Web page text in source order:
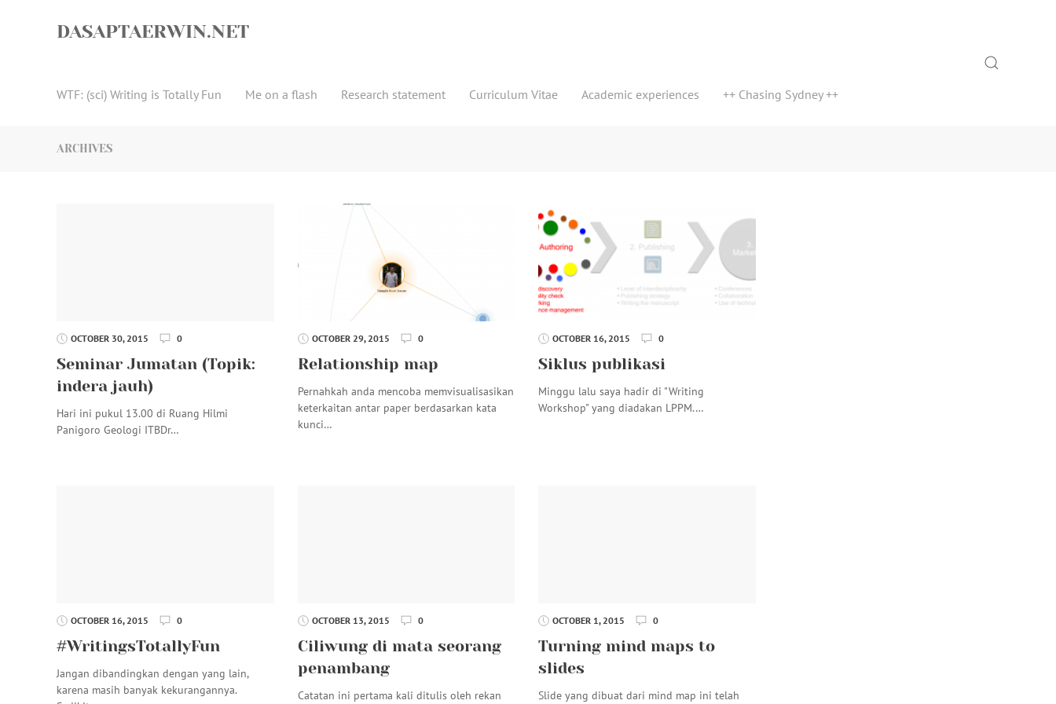
DASAPTAERWIN.NET
WTF: (sci) Writing is Totally Fun Me on a flash Research statement Curriculum Vitae Academic experiences ++ Chasing Sydney ++
Search
ARCHIVES
OCTOBER 30, 2015 0
Seminar Jumatan (Topik:
indera jauh)
Hari ini pukul 13.00 di Ruang Hilmi
Panigoro Geologi ITBDr…
OCTOBER 29, 2015 0
Relationship map
Pernahkah anda mencoba memvisualisasikan
keterkaitan antar paper berdasarkan kata
kunci…
OCTOBER 16, 2015 0
Siklus publikasi
Minggu lalu saya hadir di "Writing
Workshop" yang diadakan LPPM.…
OCTOBER 16, 2015 0
#WritingsTotallyFun
Jangan dibandingkan dengan yang lain,
karena masih banyak kekurangannya.
OCTOBER 13, 2015 0
Ciliwung di mata seorang
penambang
Catatan ini pertama kali ditulis oleh rekan
OCTOBER 1, 2015 0
Turning mind maps to
slides
Slide yang dibuat dari mind map ini telah